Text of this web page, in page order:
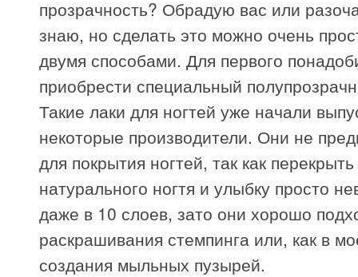
прозрачность? Обрадую вас или
знаю, но сделать это можно очень
двумя способами. Для первого
приобрести специальный
Такие лаки для ногтей уже начали
некоторые производители. Они не
для покрытия ногтей, так как
натурального ногтя и улыбку просто
даже в 10 слоев, зато они хорошо
раскрашивания стемпинга или, как в
создания мыльных пузырей.